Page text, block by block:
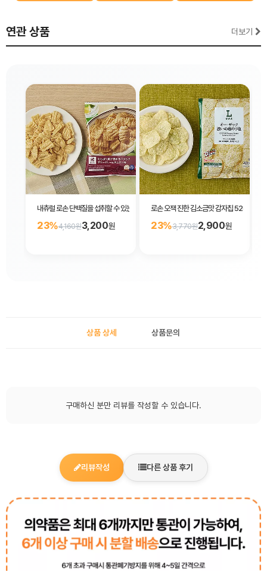
연관 상품 더보기
내츄럴 로손 단백질을 섭취할 수 있는 스낵 사워크림 양파맛 36g
23%4,160원3,200원
로손 오잭 진한 김소금맛 감자칩 52g
23%3,770원2,900원
상품 상세 상품문의
구매하신 분만 리뷰를 작성할 수 있습니다.
리뷰작성 다른 상품 후기